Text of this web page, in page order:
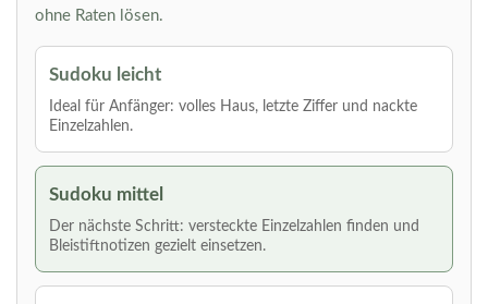
ohne Raten lösen.
Sudoku leicht
Ideal für Anfänger: volles Haus, letzte Ziffer und nackte
Einzelzahlen.
Sudoku mittel
Der nächste Schritt: versteckte Einzelzahlen finden und
Bleistiftnotizen gezielt einsetzen.